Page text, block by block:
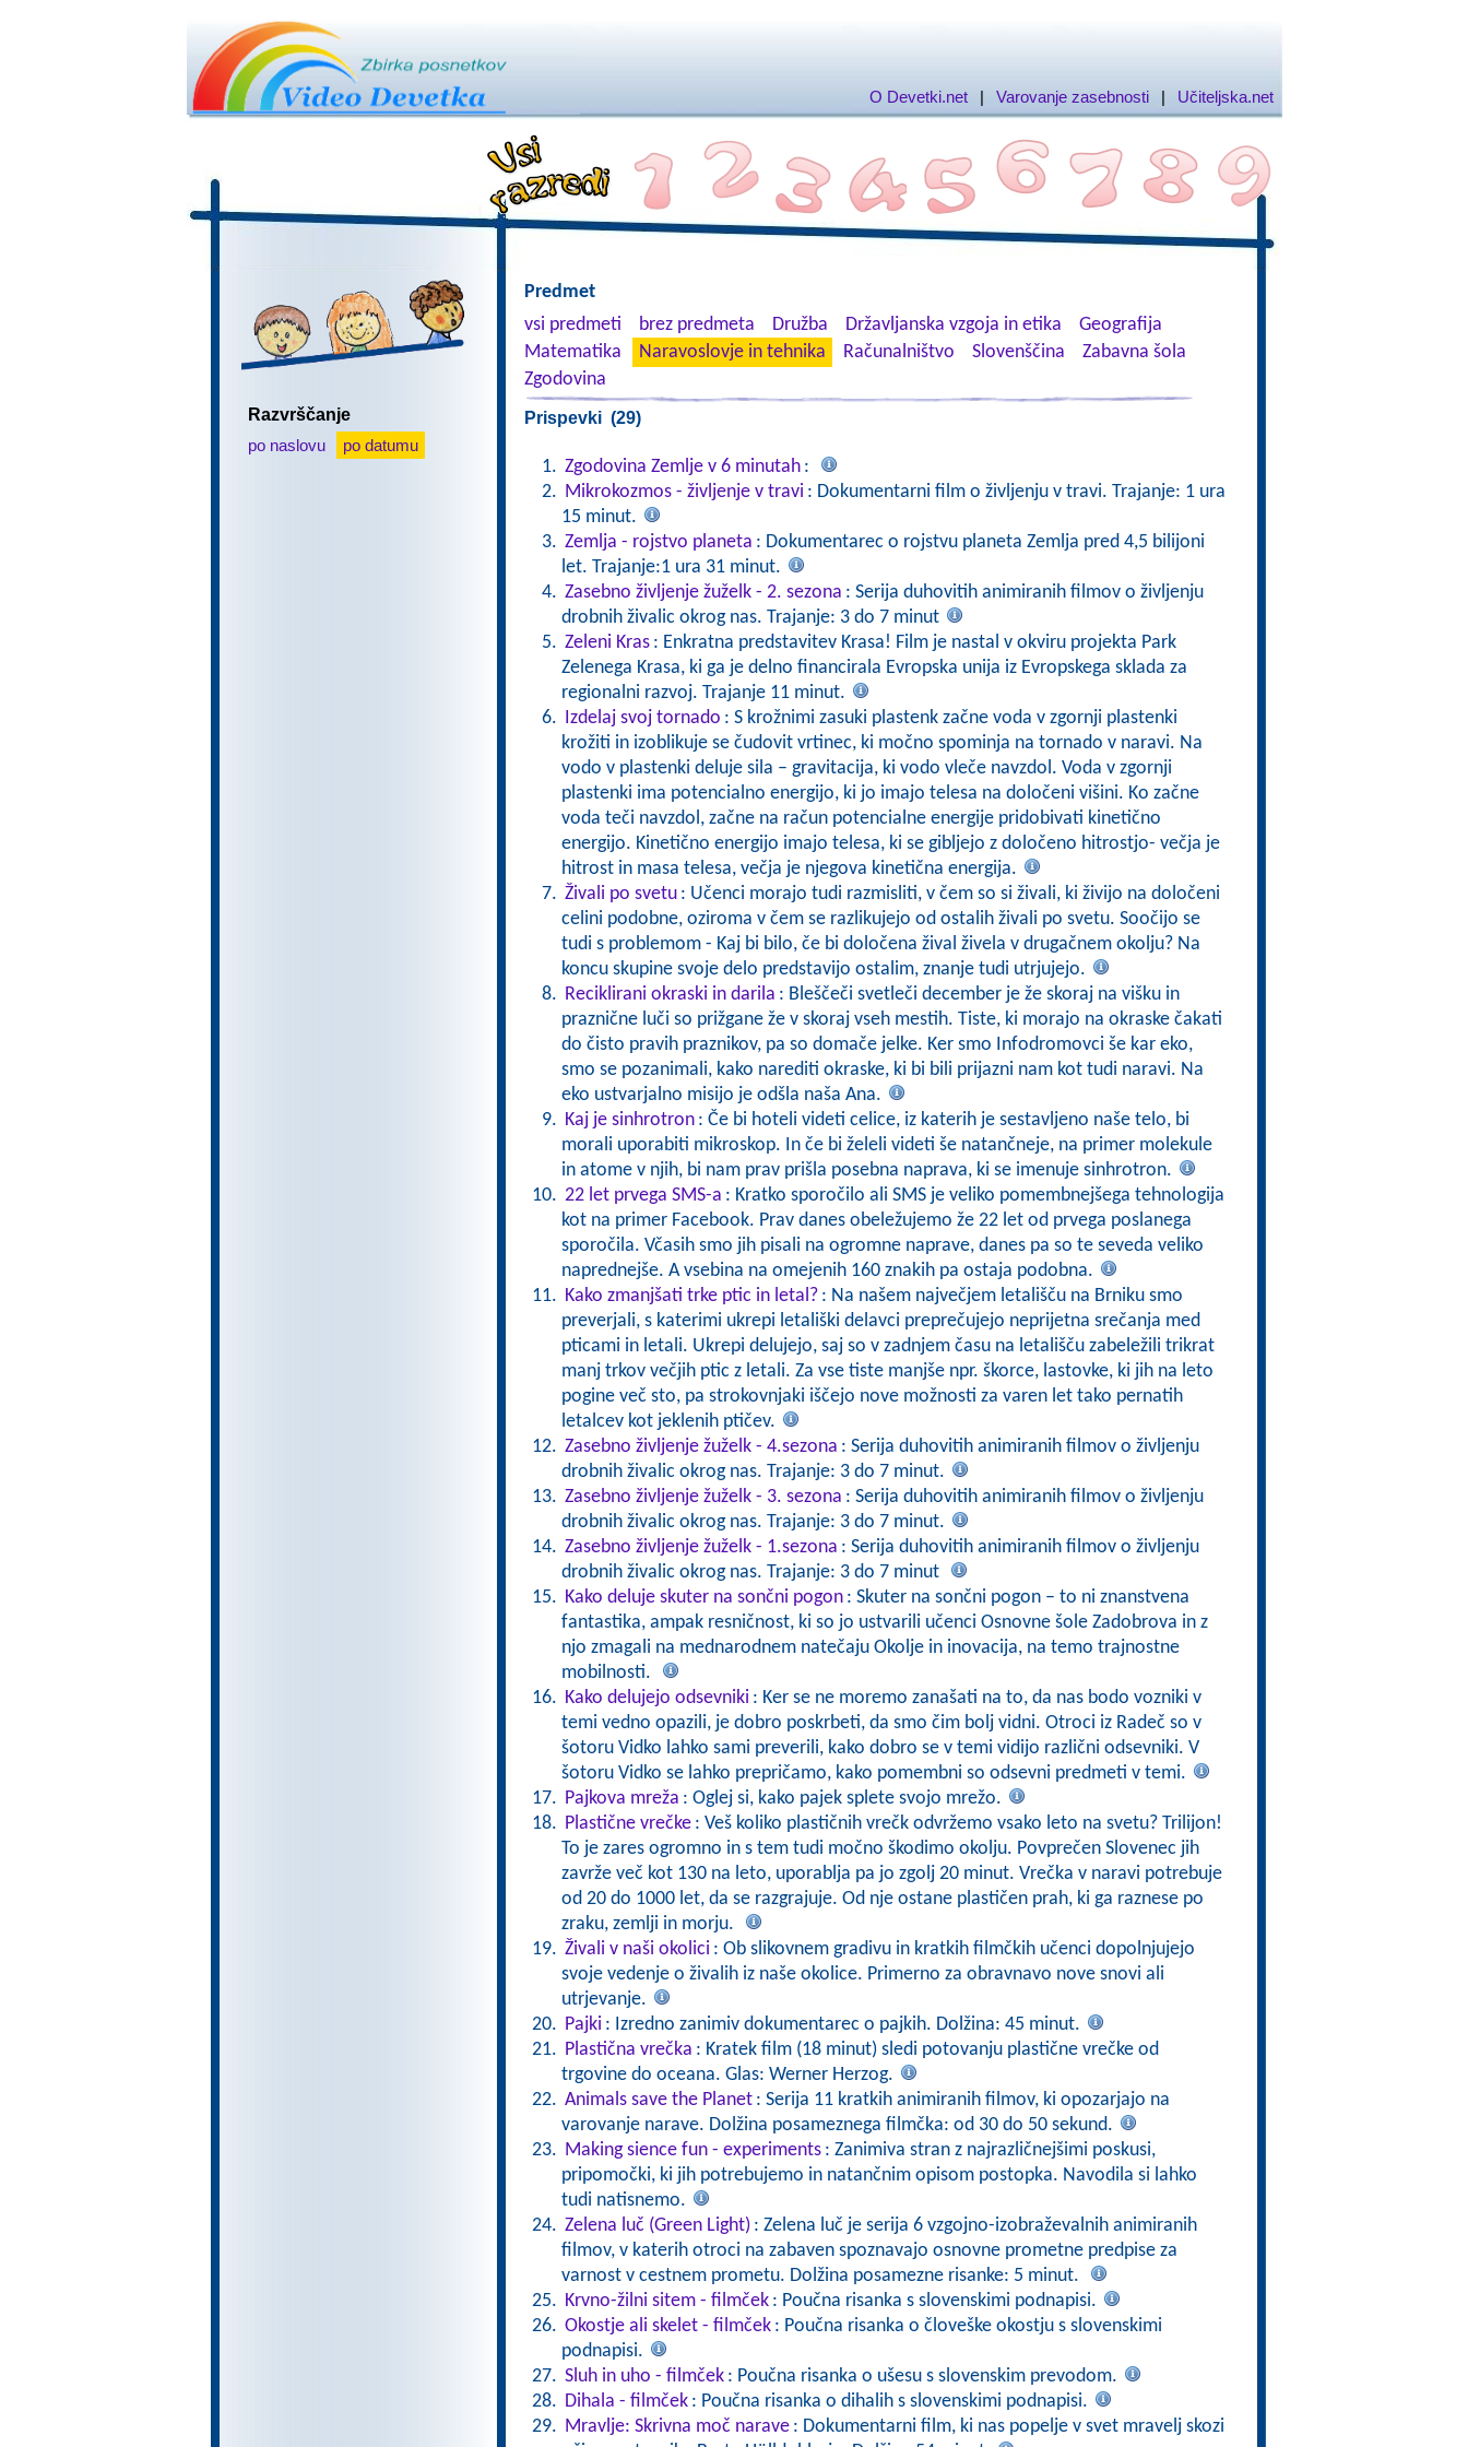
O Devetki.net | Varovanje zasebnosti | Učiteljska.net
Razvrščanje
po naslovu
po datumu
Predmet
vsi predmeti
brez predmeta Družba Državljanska vzgoja in etika
Geografija
Matematika
Naravoslovje in tehnika Računalništvo Slovenščina
Zabavna šola
Zgodovina
Prispevki (29)
Zgodovina Zemlje v 6 minutah :
Mikrokozmos - življenje v travi : Dokumentarni film o življenju v travi. Trajanje: 1 ura
15 minut.
Zemlja - rojstvo planeta : Dokumentarec o rojstvu planeta Zemlja pred 4,5 bilijoni
let. Trajanje:1 ura 31 minut.
Zasebno življenje žuželk - 2. sezona : Serija duhovitih animiranih filmov o življenju
drobnih živalic okrog nas. Trajanje: 3 do 7 minut
Zeleni Kras : Enkratna predstavitev Krasa! Film je nastal v okviru projekta Park
Zelenega Krasa, ki ga je delno financirala Evropska unija iz Evropskega sklada za
regionalni razvoj. Trajanje 11 minut.
Izdelaj svoj tornado : S krožnimi zasuki plastenk začne voda v zgornji plastenki
krožiti in izoblikuje se čudovit vrtinec, ki močno spominja na tornado v naravi. Na
vodo v plastenki deluje sila – gravitacija, ki vodo vleče navzdol. Voda v zgornji
plastenki ima potencialno energijo, ki jo imajo telesa na določeni višini. Ko začne
voda teči navzdol, začne na račun potencialne energije pridobivati kinetično
energijo. Kinetično energijo imajo telesa, ki se gibljejo z določeno hitrostjo- večja je
hitrost in masa telesa, večja je njegova kinetična energija.
Živali po svetu : Učenci morajo tudi razmisliti, v čem so si živali, ki živijo na določeni
celini podobne, oziroma v čem se razlikujejo od ostalih živali po svetu. Soočijo se
tudi s problemom - Kaj bi bilo, če bi določena žival živela v drugačnem okolju? Na
koncu skupine svoje delo predstavijo ostalim, znanje tudi utrjujejo.
Reciklirani okraski in darila : Bleščeči svetleči december je že skoraj na višku in
praznične luči so prižgane že v skoraj vseh mestih. Tiste, ki morajo na okraske čakati
do čisto pravih praznikov, pa so domače jelke. Ker smo Infodromovci še kar eko,
smo se pozanimali, kako narediti okraske, ki bi bili prijazni nam kot tudi naravi. Na
eko ustvarjalno misijo je odšla naša Ana.
Kaj je sinhrotron : Če bi hoteli videti celice, iz katerih je sestavljeno naše telo, bi
morali uporabiti mikroskop. In če bi želeli videti še natančneje, na primer molekule
in atome v njih, bi nam prav prišla posebna naprava, ki se imenuje sinhrotron.
22 let prvega SMS-a : Kratko sporočilo ali SMS je veliko pomembnejšega tehnologija
kot na primer Facebook. Prav danes obeležujemo že 22 let od prvega poslanega
sporočila. Včasih smo jih pisali na ogromne naprave, danes pa so te seveda veliko
naprednejše. A vsebina na omejenih 160 znakih pa ostaja podobna.
Kako zmanjšati trke ptic in letal? : Na našem največjem letališču na Brniku smo
preverjali, s katerimi ukrepi letališki delavci preprečujejo neprijetna srečanja med
pticami in letali. Ukrepi delujejo, saj so v zadnjem času na letališču zabeležili trikrat
manj trkov večjih ptic z letali. Za vse tiste manjše npr. škorce, lastovke, ki jih na leto
pogine več sto, pa strokovnjaki iščejo nove možnosti za varen let tako pernatih
letalcev kot jeklenih ptičev.
Zasebno življenje žuželk - 4.sezona : Serija duhovitih animiranih filmov o življenju
drobnih živalic okrog nas. Trajanje: 3 do 7 minut.
Zasebno življenje žuželk - 3. sezona : Serija duhovitih animiranih filmov o življenju
drobnih živalic okrog nas. Trajanje: 3 do 7 minut.
Zasebno življenje žuželk - 1.sezona : Serija duhovitih animiranih filmov o življenju
drobnih živalic okrog nas. Trajanje: 3 do 7 minut
Kako deluje skuter na sončni pogon : Skuter na sončni pogon – to ni znanstvena
fantastika, ampak resničnost, ki so jo ustvarili učenci Osnovne šole Zadobrova in z
njo zmagali na mednarodnem natečaju Okolje in inovacija, na temo trajnostne
mobilnosti.
Kako delujejo odsevniki : Ker se ne moremo zanašati na to, da nas bodo vozniki v
temi vedno opazili, je dobro poskrbeti, da smo čim bolj vidni. Otroci iz Radeč so v
šotoru Vidko lahko sami preverili, kako dobro se v temi vidijo različni odsevniki. V
šotoru Vidko se lahko prepričamo, kako pomembni so odsevni predmeti v temi.
Pajkova mreža : Oglej si, kako pajek splete svojo mrežo.
Plastične vrečke : Veš koliko plastičnih vrečk odvržemo vsako leto na svetu? Trilijon!
To je zares ogromno in s tem tudi močno škodimo okolju. Povprečen Slovenec jih
zavrže več kot 130 na leto, uporablja pa jo zgolj 20 minut. Vrečka v naravi potrebuje
od 20 do 1000 let, da se razgrajuje. Od nje ostane plastičen prah, ki ga raznese po
zraku, zemlji in morju.
Živali v naši okolici : Ob slikovnem gradivu in kratkih filmčkih učenci dopolnjujejo
svoje vedenje o živalih iz naše okolice. Primerno za obravnavo nove snovi ali
utrjevanje.
Pajki : Izredno zanimiv dokumentarec o pajkih. Dolžina: 45 minut.
Plastična vrečka : Kratek film (18 minut) sledi potovanju plastične vrečke od
trgovine do oceana. Glas: Werner Herzog.
Animals save the Planet : Serija 11 kratkih animiranih filmov, ki opozarjajo na
varovanje narave. Dolžina posameznega filmčka: od 30 do 50 sekund.
Making sience fun - experiments : Zanimiva stran z najrazličnejšimi poskusi,
pripomočki, ki jih potrebujemo in natančnim opisom postopka. Navodila si lahko
tudi natisnemo.
Zelena luč (Green Light) : Zelena luč je serija 6 vzgojno-izobraževalnih animiranih
filmov, v katerih otroci na zabaven spoznavajo osnovne prometne predpise za
varnost v cestnem prometu. Dolžina posamezne risanke: 5 minut.
Krvno-žilni sitem - filmček : Poučna risanka s slovenskimi podnapisi.
Okostje ali skelet - filmček : Poučna risanka o človeške okostju s slovenskimi
podnapisi.
Sluh in uho - filmček : Poučna risanka o ušesu s slovenskim prevodom.
Dihala - filmček : Poučna risanka o dihalih s slovenskimi podnapisi.
Mravlje: Skrivna moč narave : Dokumentarni film, ki nas popelje v svet mravelj skozi